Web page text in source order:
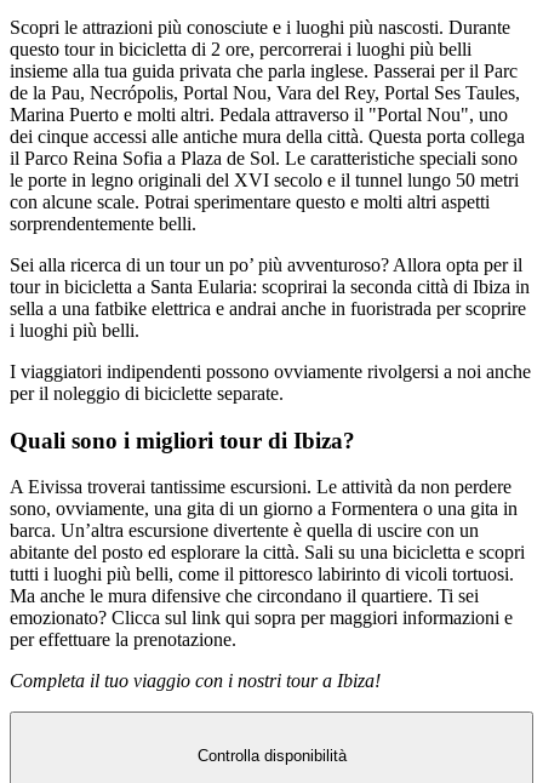
Scopri le attrazioni più conosciute e i luoghi più nascosti. Durante
questo tour in bicicletta di 2 ore, percorrerai i luoghi più belli
insieme alla tua guida privata che parla inglese. Passerai per il Parc
de la Pau, Necrópolis, Portal Nou, Vara del Rey, Portal Ses Taules,
Marina Puerto e molti altri. Pedala attraverso il "Portal Nou", uno
dei cinque accessi alle antiche mura della città. Questa porta collega
il Parco Reina Sofia a Plaza de Sol. Le caratteristiche speciali sono
le porte in legno originali del XVI secolo e il tunnel lungo 50 metri
con alcune scale. Potrai sperimentare questo e molti altri aspetti
sorprendentemente belli.
Sei alla ricerca di un tour un po’ più avventuroso? Allora opta per il
tour in bicicletta a Santa Eularia: scoprirai la seconda città di Ibiza in
sella a una fatbike elettrica e andrai anche in fuoristrada per scoprire
i luoghi più belli.
I viaggiatori indipendenti possono ovviamente rivolgersi a noi anche
per il noleggio di biciclette separate.
Quali sono i migliori tour di Ibiza?
A Eivissa troverai tantissime escursioni. Le attività da non perdere
sono, ovviamente, una gita di un giorno a Formentera o una gita in
barca. Un’altra escursione divertente è quella di uscire con un
abitante del posto ed esplorare la città. Sali su una bicicletta e scopri
tutti i luoghi più belli, come il pittoresco labirinto di vicoli tortuosi.
Ma anche le mura difensive che circondano il quartiere. Ti sei
emozionato? Clicca sul link qui sopra per maggiori informazioni e
per effettuare la prenotazione.
Completa il tuo viaggio con i nostri tour a Ibiza!
Controlla disponibilità